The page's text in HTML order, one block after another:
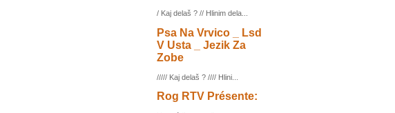
/ Kaj delaš ? // Hlinim dela...
Psa Na Vrvico _ Lsd
V Usta _ Jezik Za
Zobe
///// Kaj delaš ? //// Hlini...
Rog RTV Présente: